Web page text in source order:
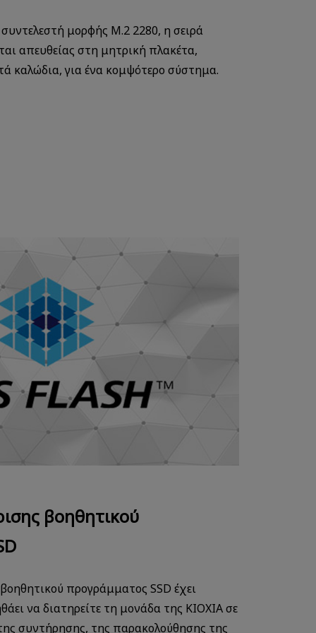
μορφής M.2 2280, η σειρά
απευθείας στη μητρική πλακέτα,
καλώδια, για ένα κομψότερο σύστημα.
βοηθητικού
προγράμματος SSD έχει
να διατηρείτε τη μονάδα της KIOXIΑ σε
συντήρησης, της παρακολούθησης της